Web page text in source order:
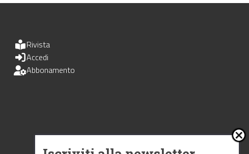
Rivista
Accedi
Abbonamento